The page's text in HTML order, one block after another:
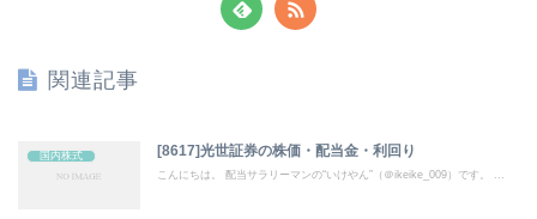
関連記事
国内株式 [8617]光世証券の株価・配当金・利回り
こんにちは。 配当サラリーマンの“いけやん”（＠ikeike_009）です。 ...